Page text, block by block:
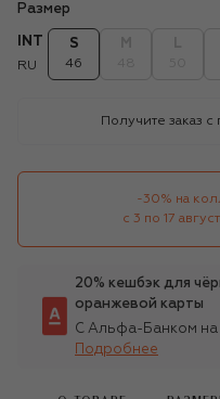
Размер
INT
RU
S
46
Получите заказ
-30% на
с 3 по 17
20% кешбэк для
оранжевой карты
С Альфа-Банком на
Подробнее